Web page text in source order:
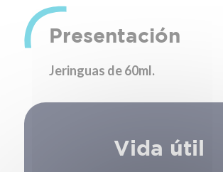
Presentación
Jeringuas de 60ml.
Vida útil